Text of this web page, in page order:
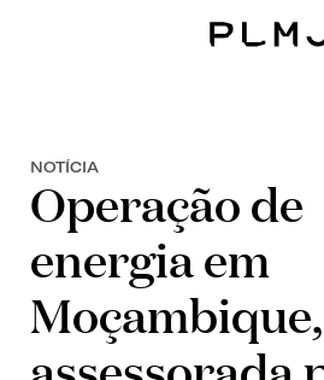
NOTÍCIA
Operação de
energia em
Moçambique,